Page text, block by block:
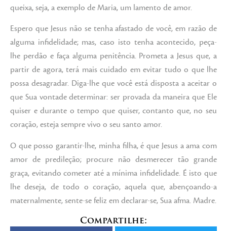
queixa, seja, a exemplo de Maria, um lamento de amor.
Espero que Jesus não se tenha afastado de você, em razão de
alguma infidelidade; mas, caso isto tenha acontecido, peça-
lhe perdão e faça alguma penitência. Prometa a Jesus que, a
partir de agora, terá mais cuidado em evitar tudo o que lhe
possa desagradar. Diga-lhe que você está disposta a aceitar o
que Sua vontade determinar: ser provada da maneira que Ele
quiser e durante o tempo que quiser, contanto que, no seu
coração, esteja sempre vivo o seu santo amor.
O que posso garantir-lhe, minha filha, é que Jesus a ama com
amor de predileção; procure não desmerecer tão grande
graça, evitando cometer até a mínima infidelidade. É isto que
lhe deseja, de todo o coração, aquela que, abençoando-a
maternalmente, sente-se feliz em declarar-se, Sua afma. Madre.
Compartilhe: